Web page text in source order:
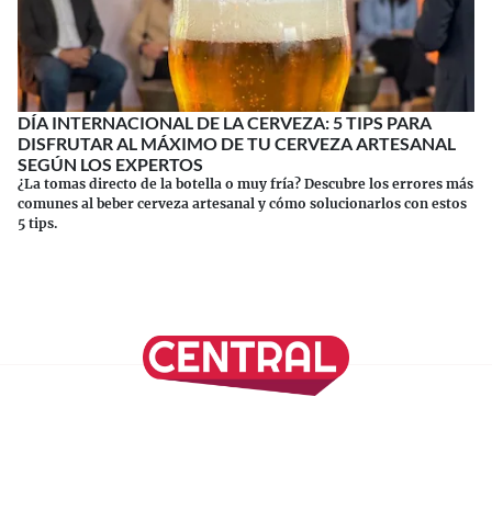
DÍA INTERNACIONAL DE LA CERVEZA: 5 TIPS PARA
DISFRUTAR AL MÁXIMO DE TU CERVEZA ARTESANAL
SEGÚN LOS EXPERTOS
¿La tomas directo de la botella o muy fría? Descubre los errores más
comunes al beber cerveza artesanal y cómo solucionarlos con estos
5 tips.